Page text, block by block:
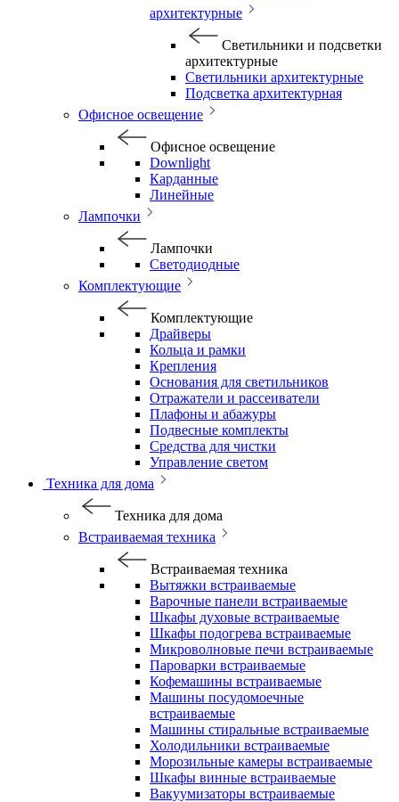
архитектурные
Светильники и подсветки
архитектурные
Светильники архитектурные
Подсветка архитектурная
Офисное освещение
Офисное освещение
Downlight
Карданные
Линейные
Лампочки
Лампочки
Светодиодные
Комплектующие
Комплектующие
Драйверы
Кольца и рамки
Крепления
Основания для светильников
Отражатели и рассеиватели
Плафоны и абажуры
Подвесные комплекты
Средства для чистки
Управление светом
Техника для дома
Техника для дома
Встраиваемая техника
Встраиваемая техника
Вытяжки встраиваемые
Варочные панели встраиваемые
Шкафы духовые встраиваемые
Шкафы подогрева встраиваемые
Микроволновые печи встраиваемые
Пароварки встраиваемые
Кофемашины встраиваемые
Машины посудомоечные
встраиваемые
Машины стиральные встраиваемые
Холодильники встраиваемые
Морозильные камеры встраиваемые
Шкафы винные встраиваемые
Вакуумизаторы встраиваемые